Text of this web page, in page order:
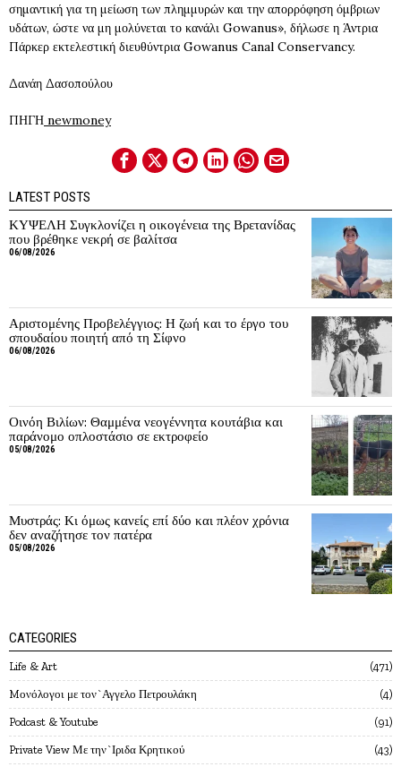
σημαντική για τη μείωση των πλημμυρών και την απορρόφηση όμβριων
υδάτων, ώστε να μη μολύνεται το κανάλι Gowanus», δήλωσε η Άντρια
Πάρκερ εκτελεστική διευθύντρια Gowanus Canal Conservancy.
Δανάη Δασοπούλου
ΠΗΓΗ newmoney
LATEST POSTS
ΚΥΨΕΛΗ Συγκλονίζει η οικογένεια της Βρετανίδας
που βρέθηκε νεκρή σε βαλίτσα
06/08/2026
Αριστομένης Προβελέγγιος: Η ζωή και το έργο του
σπουδαίου ποιητή από τη Σίφνο
06/08/2026
Οινόη Βιλίων: Θαμμένα νεογέννητα κουτάβια και
παράνομο οπλοστάσιο σε εκτροφείο
05/08/2026
Μυστράς: Κι όμως κανείς επί δύο και πλέον χρόνια
δεν αναζήτησε τον πατέρα
05/08/2026
CATEGORIES
Life & Art 471
Mονόλογοι με τον`Αγγελο Πετρουλάκη 4
Podcast & Youtube 91
Private View Με την`Ιριδα Κρητικού 43